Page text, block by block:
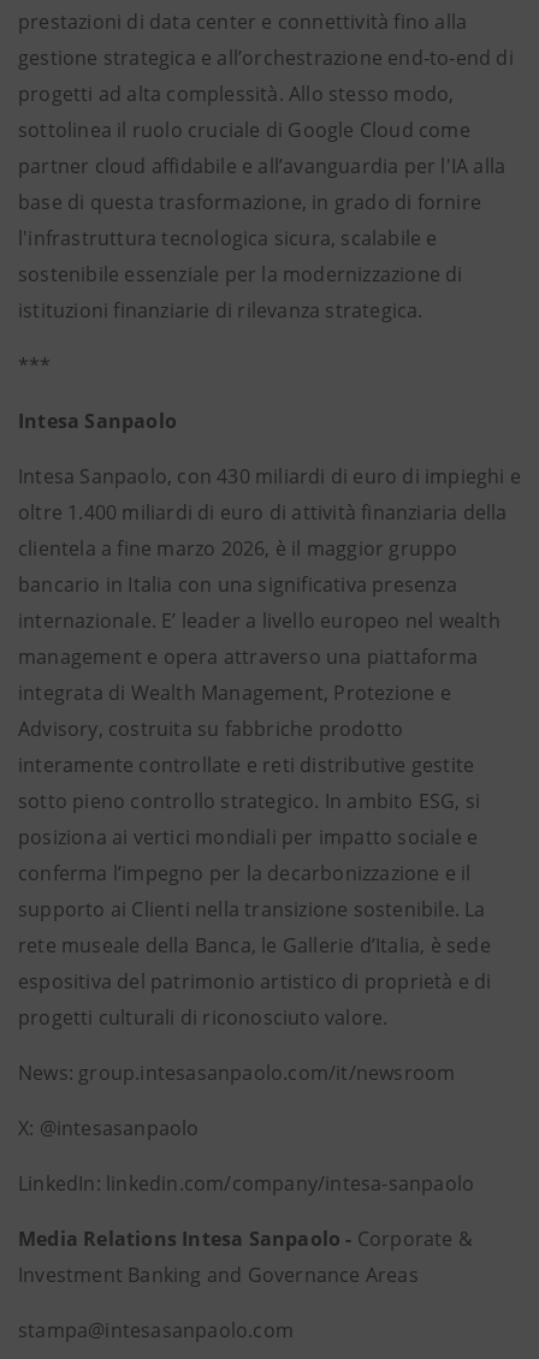
prestazioni di data center e connettività fino alla
gestione strategica e all’orchestrazione end-to-end di
progetti ad alta complessità. Allo stesso modo,
sottolinea il ruolo cruciale di Google Cloud come
partner cloud affidabile e all’avanguardia per l'IA alla
base di questa trasformazione, in grado di fornire
l'infrastruttura tecnologica sicura, scalabile e
sostenibile essenziale per la modernizzazione di
istituzioni finanziarie di rilevanza strategica.
***
Intesa Sanpaolo
Intesa Sanpaolo, con 430 miliardi di euro di impieghi e
oltre 1.400 miliardi di euro di attività finanziaria della
clientela a fine marzo 2026, è il maggior gruppo
bancario in Italia con una significativa presenza
internazionale. E’ leader a livello europeo nel wealth
management e opera attraverso una piattaforma
integrata di Wealth Management, Protezione e
Advisory, costruita su fabbriche prodotto
interamente controllate e reti distributive gestite
sotto pieno controllo strategico. In ambito ESG, si
posiziona ai vertici mondiali per impatto sociale e
conferma l’impegno per la decarbonizzazione e il
supporto ai Clienti nella transizione sostenibile. La
rete museale della Banca, le Gallerie d’Italia, è sede
espositiva del patrimonio artistico di proprietà e di
progetti culturali di riconosciuto valore.
News: group.intesasanpaolo.com/it/newsroom
X: @intesasanpaolo
LinkedIn: linkedin.com/company/intesa-sanpaolo
Media Relations Intesa Sanpaolo - Corporate &
Investment Banking and Governance Areas
stampa@intesasanpaolo.com